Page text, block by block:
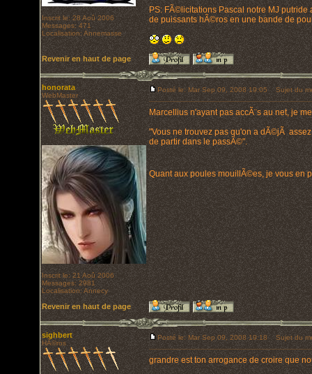
Inscrit le: 28 Aoû 2006
Messages: 471
Localisation: Annemasse
PS: FÃ©licitations Pascal notre MJ
de puissants hÃ©ros en une bande de
Revenir en haut de page
honorata
WebMaster
Inscrit le: 21 Aoû 2006
Messages: 2981
Localisation: Annecy
Posté le: Mar Sep 09, 2008 19:05 Sujet du
Marcellius n'ayant pas accÃ¨s au net, je
"Vous ne trouvez pas qu'on a dÃ©jÃ
de partir dans le passÃ©".
Quant aux poules mouillÃ©es, je vous en
Revenir en haut de page
sighbert
HÃ©ros
Posté le: Mar Sep 09, 2008 19:18 Sujet du
grandre est ton arrogance de croire que